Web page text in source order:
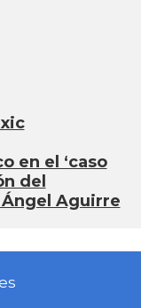
en el ‘caso
del
Aguirre